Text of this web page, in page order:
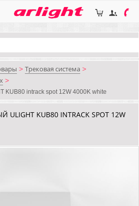
> Трековая система >
>
KUB80 intrack spot 12W 4000K white
KUB80 INTRACK SPOT 12W